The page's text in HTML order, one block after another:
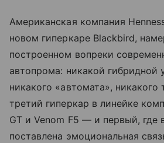
Американская компания
новом гиперкаре Blackbird,
построенном вопреки
автопрома: никакой гибридной
никакого «автомата», никакого
третий гиперкар в линейке
GT и Venom F5 — и первый, где
поставлена эмоциональная